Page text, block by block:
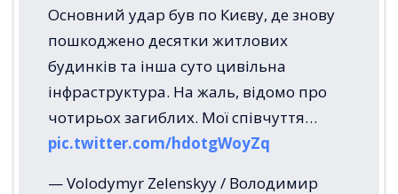
Основний удар був по Києву, де знову
пошкоджено десятки житлових
будинків та інша суто цивільна
інфраструктура. На жаль, відомо про
чотирьох загиблих. Мої співчуття…
pic.twitter.com/hdotgWoyZq
— Volodymyr Zelenskyy / Володимир